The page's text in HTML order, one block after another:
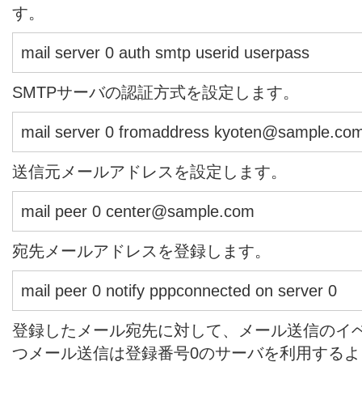
す。
mail server 0 auth smtp userid userpass
SMTPサーバの認証方式を設定します。
mail server 0 fromaddress
送信元メールアドレスを設定します。
mail peer 0 center@sample.com
宛先メールアドレスを登録します。
mail peer 0 notify pppconnected on server 0
登録したメール宛先に対して、メール送信のイ
つメール送信は登録番号0のサーバを利用する